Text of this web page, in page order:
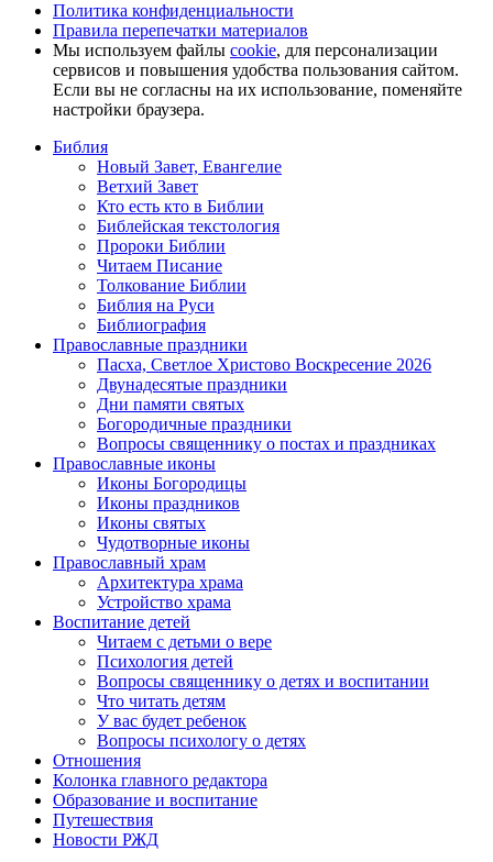
Политика конфиденциальности
Правила перепечатки материалов
Мы используем файлы cookie, для персонализации
сервисов и повышения удобства пользования сайтом.
Если вы не согласны на их использование, поменяйте
настройки браузера.
Библия
Новый Завет, Евангелие
Ветхий Завет
Кто есть кто в Библии
Библейская текстология
Пророки Библии
Читаем Писание
Толкование Библии
Библия на Руси
Библиография
Православные праздники
Пасха, Светлое Христово Воскресение 2026
Двунадесятые праздники
Дни памяти святых
Богородичные праздники
Вопросы священнику о постах и праздниках
Православные иконы
Иконы Богородицы
Иконы праздников
Иконы святых
Чудотворные иконы
Православный храм
Архитектура храма
Устройство храма
Воспитание детей
Читаем с детьми о вере
Психология детей
Вопросы священнику о детях и воспитании
Что читать детям
У вас будет ребенок
Вопросы психологу о детях
Отношения
Колонка главного редактора
Образование и воспитание
Путешествия
Новости РЖД